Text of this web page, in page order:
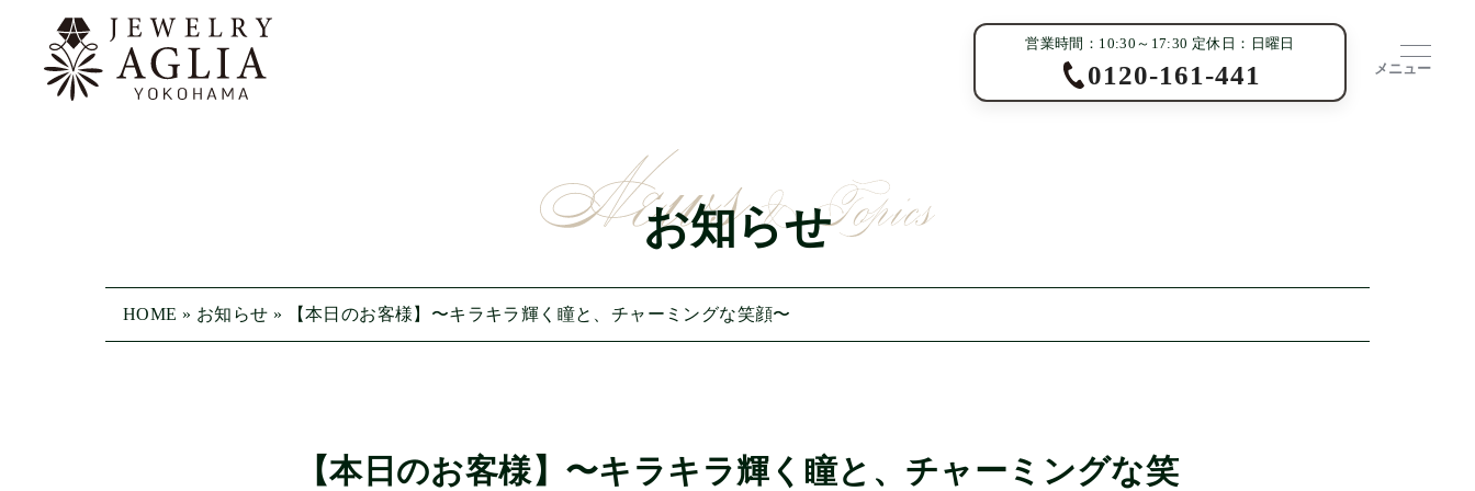
営業時間：10:30～17:30 定休日：日曜日
0120-161-441 メニュー
お知らせ
HOME » お知らせ » 【本日のお客様】〜キラキラ輝く瞳と、チャーミングな笑顔〜
【本日のお客様】〜キラキラ輝く瞳と、チャーミングな笑